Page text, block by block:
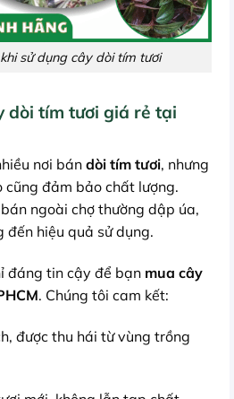
sử dụng cây dòi tím tươi
dòi tím tươi giá rẻ tại
nơi bán dòi tím tươi, nhưng
cũng đảm bảo chất lượng.
ngoài chợ thường dập úa,
đến hiệu quả sử dụng.
đáng tin cậy để bạn mua cây
. Chúng tôi cam kết:
được thu hái từ vùng trồng